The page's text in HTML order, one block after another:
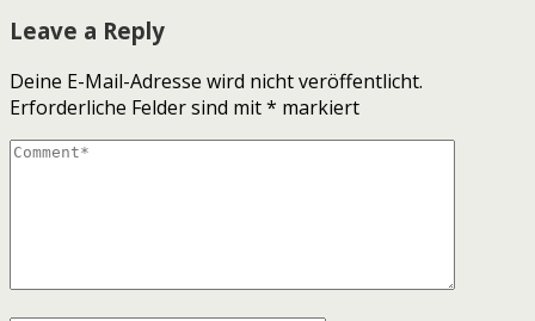
Leave a Reply
Deine E-Mail-Adresse wird nicht veröffentlicht.
Erforderliche Felder sind mit* markiert